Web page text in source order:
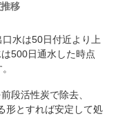
移
水は50日付近より上
500日通水した時点
段活性炭で除去、
形とすれば安定して処